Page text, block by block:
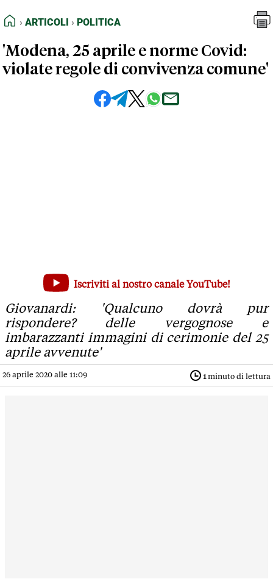
FEED RSS
NORMATIVE DEONTOLOGICHE
TERMINI e CONDIZIONI
HOME
ARTICOLI POLITICA
'Modena, 25 aprile e norme Covid:
violate regole di convivenza comune'
'Modena, 25 aprile e norme Covid: violate regole di
Iscriviti al nostro canale YouTube!
Giovanardi: 'Qualcuno dovrà pur
rispondere? delle vergognose e
imbarazzanti immagini di cerimonie del 25
aprile avvenute'
26 aprile 2020 alle 11:09 1minuto di lettura